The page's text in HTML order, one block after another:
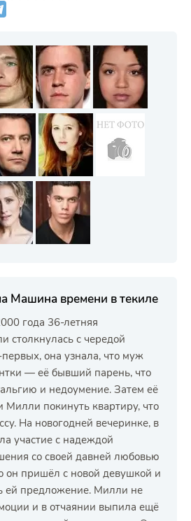
Машина времени в текиле
года 36-летняя
столкнулась с чередой
она узнала, что муж
— её бывший парень, что
и недоумение. Затем её
Милли покинуть квартиру, что
На новогодней вечеринке, в
участие с надеждой
со своей давней любовью
он пришёл с новой девушкой и
ей предложение. Милли не
и в отчаянии выпила ещё